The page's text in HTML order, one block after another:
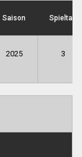
Saison Spieltag
2025 3